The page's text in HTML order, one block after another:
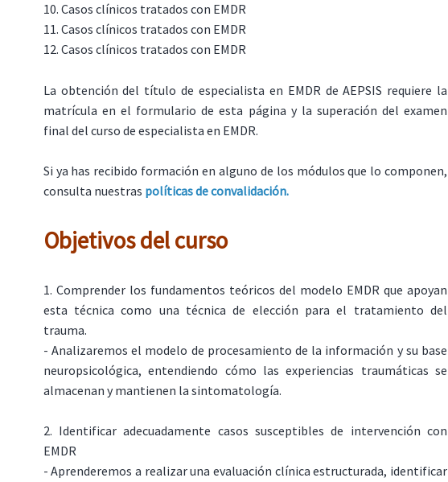
10. Casos clínicos tratados con EMDR
11. Casos clínicos tratados con EMDR
12. Casos clínicos tratados con EMDR
La obtención del título de especialista en EMDR de AEPSIS requiere la
matrícula en el formulario de esta página y la superación del examen
final del curso de especialista en EMDR.
Si ya has recibido formación en alguno de los módulos que lo componen,
consulta nuestras políticas de convalidación.
Objetivos del curso
1. Comprender los fundamentos teóricos del modelo EMDR que apoyan
esta técnica como una técnica de elección para el tratamiento del
trauma.
- Analizaremos el modelo de procesamiento de la información y su base
neuropsicológica, entendiendo cómo las experiencias traumáticas se
almacenan y mantienen la sintomatología.
2. Identificar adecuadamente casos susceptibles de intervención con
EMDR
- Aprenderemos a realizar una evaluación clínica estructurada, identificar